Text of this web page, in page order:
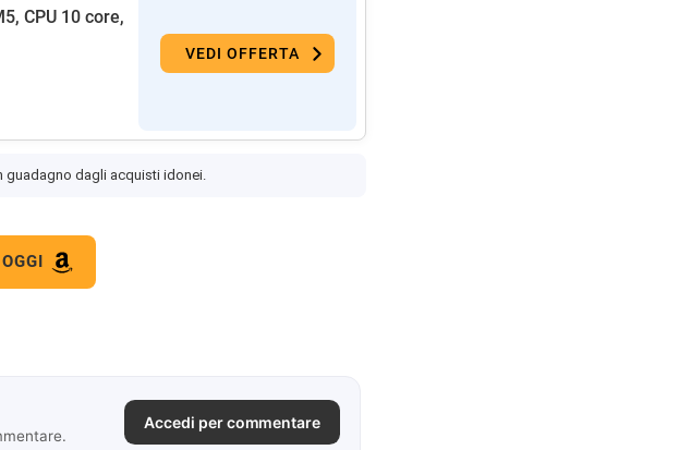
CPU 10 core,
VEDI OFFERTA
guadagno dagli acquisti idonei.
Accedi per commentare